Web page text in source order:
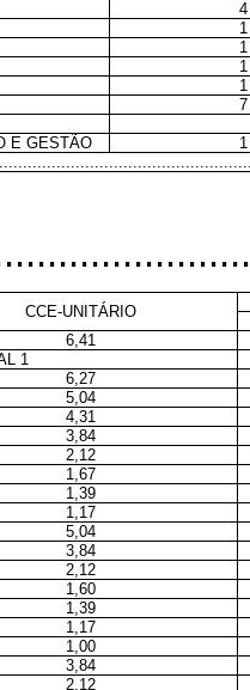
4
1
1
1
1
7
E GESTÃO
1
CCE-UNITÁRIO
6,41
1
6,27
5,04
4,31
3,84
2,12
1,67
1,39
1,17
5,04
3,84
2,12
1,60
1,39
1,17
1,00
3,84
2,12